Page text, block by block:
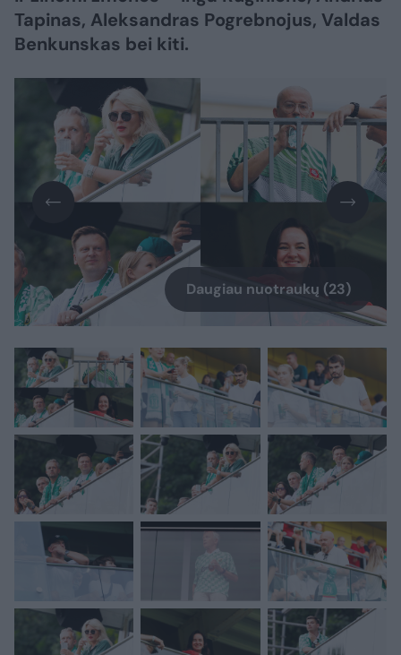
Tapinas, Aleksandras Pogrebnojus, Valdas
Benkunskas bei kiti.
Daugiau nuotraukų (23)